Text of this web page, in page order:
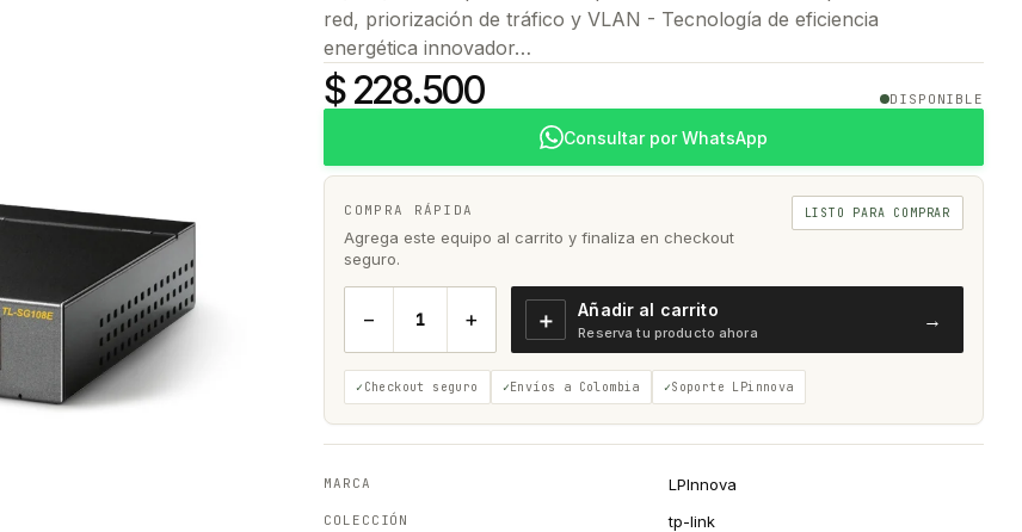
red, priorización de tráfico y VLAN - Tecnología de eficiencia
energética innovador…
$ 228.500 DISPONIBLE
Consultar por WhatsApp
COMPRA RÁPIDA
Agrega este equipo al carrito y finaliza en checkout
seguro.
LISTO PARA COMPRAR
− + ＋ Añadir al carrito
Reserva tu producto ahora
→
Checkout seguro Envíos a Colombia Soporte LPinnova
MARCA LPInnova
COLECCIÓN tp-link